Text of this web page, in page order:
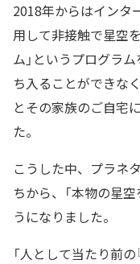
2018年からはインタ
用して非接触で星空
ム」というプログラ
ち入ることができな
とその家族のご自宅
た。
こうした中、プラネ
ちから、「本物の星
うになりました。
「人として当たり前